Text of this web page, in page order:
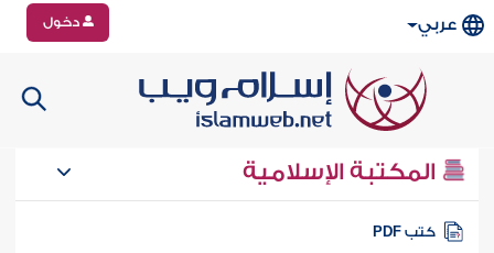
عربي دخول
المكتبة الإسلامية